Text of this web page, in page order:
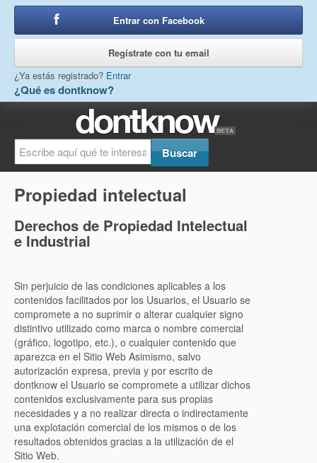
¿Qué es dontknow?
Entrar con Facebook
Regístrate con tu email
¿Ya estás registrado? Entrar
Propiedad intelectual
Derechos de Propiedad Intelectual
e Industrial
Sin perjuicio de las condiciones aplicables a los
contenidos facilitados por los Usuarios, el Usuario se
compromete a no suprimir o alterar cualquier signo
distintivo utilizado como marca o nombre comercial
(gráfico, logotipo, etc.), o cualquier contenido que
aparezca en el Sitio Web Asimismo, salvo
autorización expresa, previa y por escrito de
dontknow el Usuario se compromete a utilizar dichos
contenidos exclusivamente para sus propias
necesidades y a no realizar directa o indirectamente
una explotación comercial de los mismos o de los
resultados obtenidos gracias a la utilización de el
Sitio Web.